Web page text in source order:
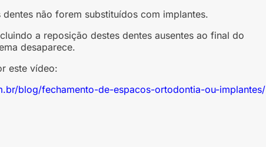
não forem substituídos com implantes.
a reposição destes dentes ausentes ao final do
desaparece.
este vídeo:
blog/fechamento-de-espacos-ortodontia-ou-implantes/